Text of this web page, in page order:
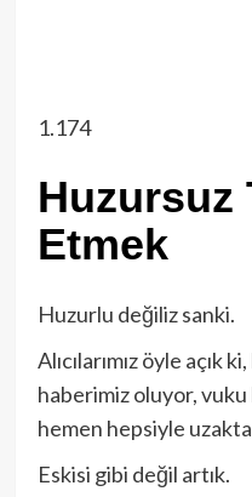
1.174
Huzursuz
Etmek
Huzurlu değiliz sanki.
Alıcılarımız öyle açık
haberimiz oluyor, vuku
hemen hepsiyle
Eskisi gibi değil artık.